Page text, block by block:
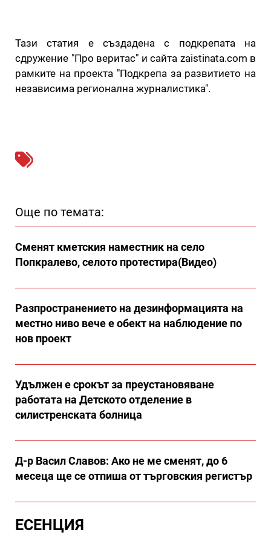
Тази статия е създадена с подкрепата на
сдружение "Про веритас" и сайта zaistinata.com в
рамките на проекта "Подкрепа за развитието на
независима регионална журналистика".
Още по темата:
Сменят кметския наместник на село
Попкралево, селото протестира(Видео)
Разпространението на дезинформацията на
местно ниво вече е обект на наблюдение по
нов проект
Удължен е срокът за преустановяване
работата на Детското отделение в
силистренската болница
Д-р Васил Славов: Ако не ме сменят, до 6
месеца ще се отпиша от търговския регистър
ЕСЕНЦИЯ